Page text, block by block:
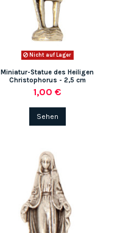
Nicht auf Lager
Miniatur-Statue des Heiligen
Christophorus - 2,5 cm
1,00 €
Sehen